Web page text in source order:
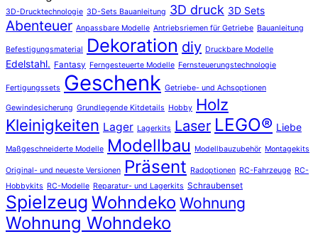
3D-Drucktechnologie 3D-Sets Bauanleitung 3D druck 3D Sets
Abenteuer Anpassbare Modelle Antriebsriemen für Getriebe Bauanleitung
Befestigungsmaterial Dekoration diy Druckbare Modelle
Edelstahl. Fantasy Ferngesteuerte Modelle Fernsteuerungstechnologie
Fertigungssets Geschenk Getriebe- und Achsoptionen
Gewindesicherung Grundlegende Kitdetails Hobby Holz
Kleinigkeiten Lager Lagerkits Laser LEGO® Liebe
Maßgeschneiderte Modelle Modellbau Modellbauzubehör Montagekits
Original- und neueste Versionen Präsent Radoptionen RC-Fahrzeuge RC-
Hobbykits RC-Modelle Reparatur- und Lagerkits Schraubenset
Spielzeug Wohndeko Wohnung
Wohnung Wohndeko